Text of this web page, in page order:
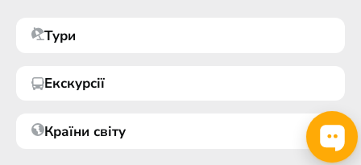
Тури
Екскурсії
Країни світу